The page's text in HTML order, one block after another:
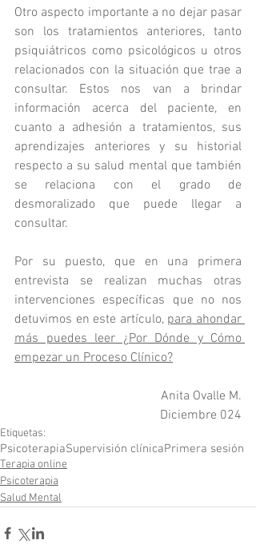
Otro aspecto importante a no dejar pasar
son los tratamientos anteriores, tanto
psiquiátricos como psicológicos u otros
relacionados con la situación que trae a
consultar. Estos nos van a brindar
información acerca del paciente, en
cuanto a adhesión a tratamientos, sus
aprendizajes anteriores y su historial
respecto a su salud mental que también
se relaciona con el grado de
desmoralizado que puede llegar a
consultar.
Por su puesto, que en una primera
entrevista se realizan muchas otras
intervenciones específicas que no nos
detuvimos en este artículo, para ahondar
más puedes leer ¿Por Dónde y Cómo
empezar un Proceso Clínico?
Anita Ovalle M.
Diciembre 024
Etiquetas:
PsicoterapiaSupervisión clínicaPrimera sesión
Terapia online
Psicoterapia
Salud Mental